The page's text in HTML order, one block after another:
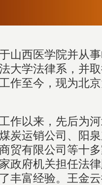
山西医学院并从
大学法律系，并
作至今，现为北
作以来，先后为
炭运销公司、阳
贸有限公司等十
政府机关担任法
丰富经验。王金